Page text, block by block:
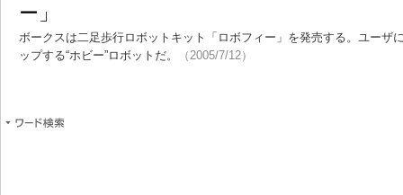
ー」
ボークスは二足歩行ロボットキット「ロボフィー」を発売する。ユーザ
ップする“ホビー”ロボットだ。
（2005/7/12）